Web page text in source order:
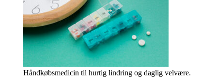
Håndkøbsmedicin til hurtig lindring og daglig velvære.